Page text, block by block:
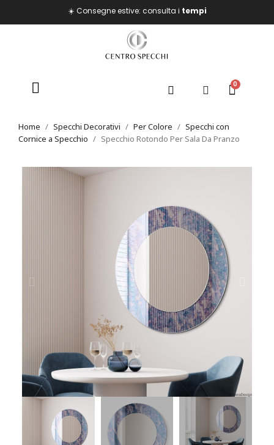
☀️ Consegne estive: consulta i tempi
Home Specchi Decorativi Per Colore
Specchi con
Cornice a Specchio
Specchio Rotondo Per Sala Da Pranzo